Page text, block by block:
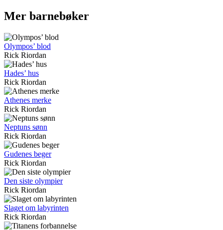
Mer barnebøker
Olympos’ blod
Rick Riordan
Hades’ hus
Rick Riordan
Athenes merke
Rick Riordan
Neptuns sønn
Rick Riordan
Gudenes beger
Rick Riordan
Den siste olympier
Rick Riordan
Slaget om labyrinten
Rick Riordan